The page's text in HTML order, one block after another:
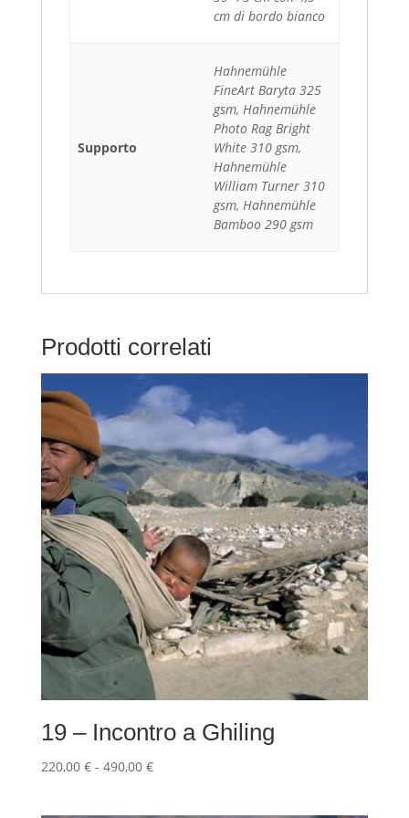
cm di bordo bianco
Supporto
Hahnemühle
FineArt Baryta 325
gsm, Hahnemühle
Photo Rag Bright
White 310 gsm,
Hahnemühle
William Turner 310
gsm, Hahnemühle
Bamboo 290 gsm
Prodotti correlati
19 – Incontro a Ghiling
220,00 € - 490,00 €Fascia